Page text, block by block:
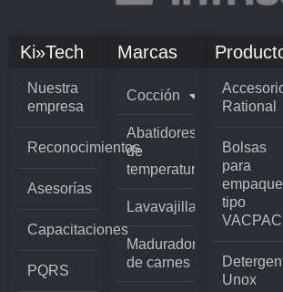
Ki»Tech
Nuestra
empresa
Reconocimientos
Asesorías
Capacitaciones
PQRS
Marcas
Cocción
Abatidores
de
temperatura
Lavavajillas
Madurador
de carnes
Rational
Bolsas
para
empaque
tipo
Unox